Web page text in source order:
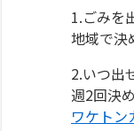
1.ごみを
地域で決
2.いつ出
週2回決
ワケトン